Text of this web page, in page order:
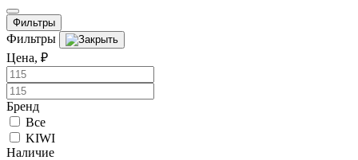
Фильтры
Фильтры
Цена, ₽
Бренд
Все
KIWI
Наличие